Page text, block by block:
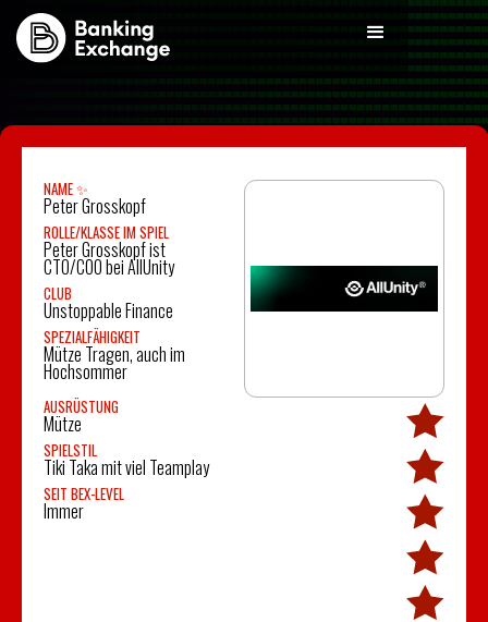
NAME ✨
Peter Grosskopf
ROLLE/KLASSE IM SPIEL
Peter Grosskopf ist
CTO/COO bei AllUnity
CLUB
Unstoppable Finance
SPEZIALFÄHIGKEIT
Mütze Tragen, auch im
Hochsommer
AUSRÜSTUNG
Mütze
SPIELSTIL
Tiki Taka mit viel Teamplay
SEIT BEX-LEVEL
Immer